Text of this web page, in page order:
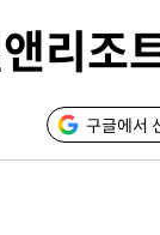
리조
구글에서